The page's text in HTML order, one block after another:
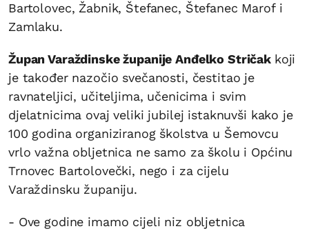
Bartolovec, Žabnik, Štefanec, Štefanec Marof i
Zamlaku.
Župan Varaždinske županije Anđelko Stričak koji
je također nazočio svečanosti, čestitao je
ravnateljici, učiteljima, učenicima i svim
djelatnicima ovaj veliki jubilej istaknuvši kako je
100 godina organiziranog školstva u Šemovcu
vrlo važna obljetnica ne samo za školu i Općinu
Trnovec Bartolovečki, nego i za cijelu
Varaždinsku županiju.
- Ove godine imamo cijeli niz obljetnica